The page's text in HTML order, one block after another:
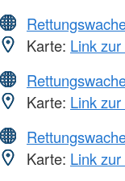
Karte: Link
Karte: Link
Karte: Link